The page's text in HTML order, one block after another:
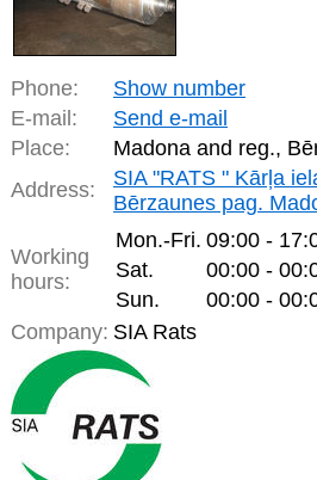
Phone:
Show number
E-mail:
Send e-mail
Place:
Madona and reg.,
Address:
SIA "RATS " Kārļa
Bērzaunes pag.
Working
hours:
Mon.-Fri. 09:00 -
Sat.
00:00 -
Sun.
00:00 -
Company: SIA Rats